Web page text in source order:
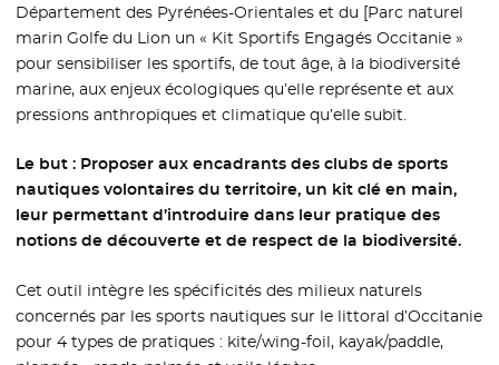
Département des Pyrénées-Orientales et du [Parc naturel
marin Golfe du Lion un « Kit Sportifs Engagés Occitanie »
pour sensibiliser les sportifs, de tout âge, à la biodiversité
marine, aux enjeux écologiques qu’elle représente et aux
pressions anthropiques et climatique qu’elle subit.
Le but : Proposer aux encadrants des clubs de sports
nautiques volontaires du territoire, un kit clé en main,
leur permettant d’introduire dans leur pratique des
notions de découverte et de respect de la biodiversité.
Cet outil intègre les spécificités des milieux naturels
concernés par les sports nautiques sur le littoral d’Occitanie
pour 4 types de pratiques : kite/wing-foil, kayak/paddle,